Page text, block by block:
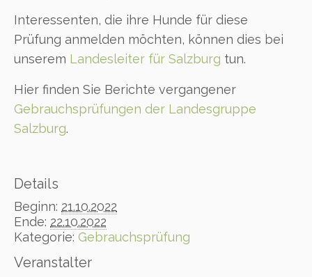
Interessenten, die ihre Hunde für diese
Prüfung anmelden möchten, können dies bei
unserem Landesleiter für Salzburg tun.
Hier finden Sie Berichte vergangener
Gebrauchsprüfungen der Landesgruppe
Salzburg.
Details
Beginn: 21.10.2022
Ende: 22.10.2022
Kategorie: Gebrauchsprüfung
Veranstalter